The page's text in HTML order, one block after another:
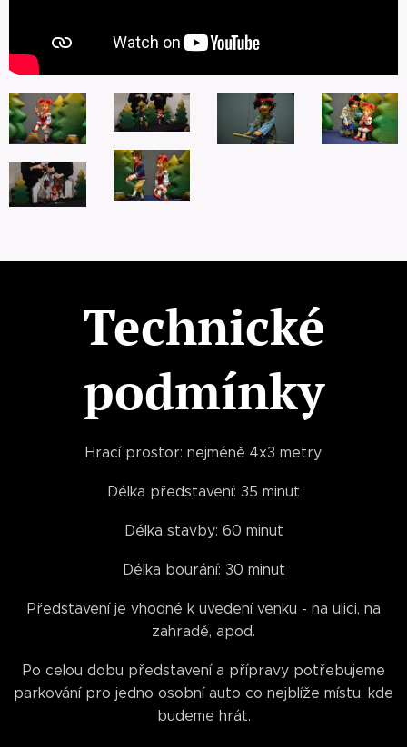
Technické
podmínky
Hrací prostor: nejméně 4x3 metry
Délka představení: 35 minut
Délka stavby: 60 minut
Délka bourání: 30 minut
Představení je vhodné k uvedení venku - na ulici, na
zahradě, apod.
Po celou dobu představení a přípravy potřebujeme
parkování pro jedno osobní auto co nejblíže místu, kde
budeme hrát.